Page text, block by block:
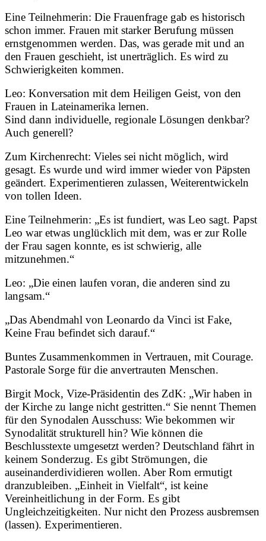
Eine Teilnehmerin: Die Frauenfrage gab es historisch
schon immer. Frauen mit starker Berufung müssen
ernstgenommen werden. Das, was gerade mit und an
den Frauen geschieht, ist unerträglich. Es wird zu
Schwierigkeiten kommen.
Leo: Konversation mit dem Heiligen Geist, von den
Frauen in Lateinamerika lernen.
Sind dann individuelle, regionale Lösungen denkbar?
Auch generell?
Zum Kirchenrecht: Vieles sei nicht möglich, wird
gesagt. Es wurde und wird immer wieder von Päpsten
geändert. Experimentieren zulassen, Weiterentwickeln
von tollen Ideen.
Eine Teilnehmerin: „Es ist fundiert, was Leo sagt. Papst
Leo war etwas unglücklich mit dem, was er zur Rolle
der Frau sagen konnte, es ist schwierig, alle
mitzunehmen.“
Leo: „Die einen laufen voran, die anderen sind zu
langsam.“
„Das Abendmahl von Leonardo da Vinci ist Fake,
Keine Frau befindet sich darauf.“
Buntes Zusammenkommen in Vertrauen, mit Courage.
Pastorale Sorge für die anvertrauten Menschen.
Birgit Mock, Vize-Präsidentin des ZdK: „Wir haben in
der Kirche zu lange nicht gestritten.“ Sie nennt Themen
für den Synodalen Ausschuss: Wie bekommen wir
Synodalität strukturell hin? Wie können die
Beschlusstexte umgesetzt werden? Deutschland fährt in
keinem Sonderzug. Es gibt Strömungen, die
auseinanderdividieren wollen. Aber Rom ermutigt
dranzubleiben. „Einheit in Vielfalt“, ist keine
Vereinheitlichung in der Form. Es gibt
Ungleichzeitigkeiten. Nur nicht den Prozess ausbremsen
(lassen). Experimentieren.